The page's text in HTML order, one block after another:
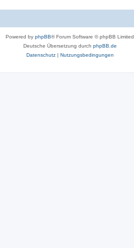
Powered by phpBB® Forum Software © phpBB Limited
Deutsche Übersetzung durch phpBB.de
Datenschutz| Nutzungsbedingungen